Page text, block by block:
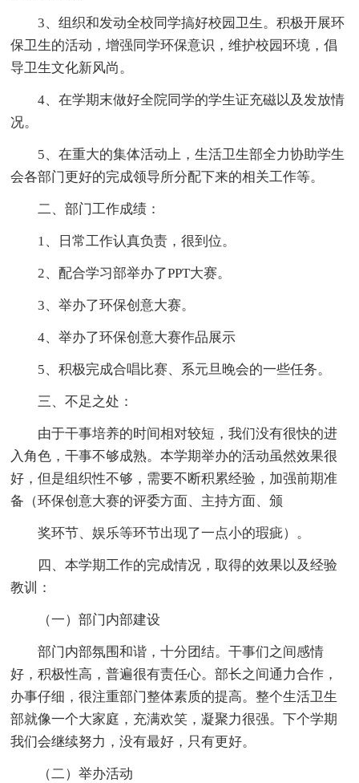
3、组织和发动全校同学搞好校园卫生。积极开展环
保卫生的活动，增强同学环保意识，维护校园环境，倡
导卫生文化新风尚。
4、在学期末做好全院同学的学生证充磁以及发放情
况。
5、在重大的集体活动上，生活卫生部全力协助学生
会各部门更好的完成领导所分配下来的相关工作等。
二、部门工作成绩：
1、日常工作认真负责，很到位。
2、配合学习部举办了PPT大赛。
3、举办了环保创意大赛。
4、举办了环保创意大赛作品展示
5、积极完成合唱比赛、系元旦晚会的一些任务。
三、不足之处：
由于干事培养的时间相对较短，我们没有很快的进
入角色，干事不够成熟。本学期举办的活动虽然效果很
好，但是组织性不够，需要不断积累经验，加强前期准
备（环保创意大赛的评委方面、主持方面、颁
奖环节、娱乐等环节出现了一点小的瑕疵）。
四、本学期工作的完成情况，取得的效果以及经验
教训：
（一）部门内部建设
部门内部氛围和谐，十分团结。干事们之间感情
好，积极性高，普遍很有责任心。部长之间通力合作，
办事仔细，很注重部门整体素质的提高。整个生活卫生
部就像一个大家庭，充满欢笑，凝聚力很强。下个学期
我们会继续努力，没有最好，只有更好。
（二）举办活动